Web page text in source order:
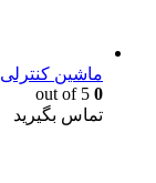
ماشین کنترلی bsd 220
0
تماس بگیرید